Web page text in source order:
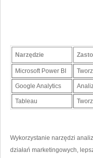
Narzędzie
Microsoft Power BI
Google Analytics
Tableau
Wykorzystanie narzędzi
działań marketingowych,